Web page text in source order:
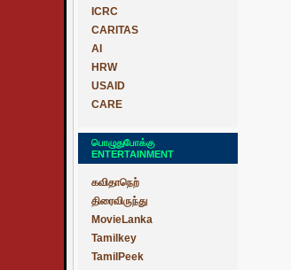
ICRC
CARITAS
AI
HRW
USAID
CARE
பொழுதுபோக்கு
ENTERTAINMENT
கவிதாநெற்
திரைவிருந்து
MovieLanka
Tamilkey
TamilPeek